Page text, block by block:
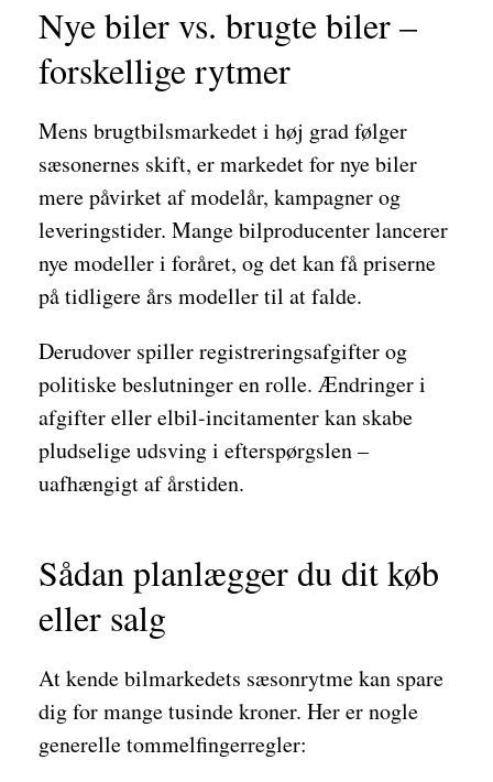
Nye biler vs. brugte biler –
forskellige rytmer
Mens brugtbilsmarkedet i høj grad følger
sæsonernes skift, er markedet for nye biler
mere påvirket af modelår, kampagner og
leveringstider. Mange bilproducenter lancerer
nye modeller i foråret, og det kan få priserne
på tidligere års modeller til at falde.
Derudover spiller registreringsafgifter og
politiske beslutninger en rolle. Ændringer i
afgifter eller elbil-incitamenter kan skabe
pludselige udsving i efterspørgslen –
uafhængigt af årstiden.
Sådan planlægger du dit køb
eller salg
At kende bilmarkedets sæsonrytme kan spare
dig for mange tusinde kroner. Her er nogle
generelle tommelfingerregler: